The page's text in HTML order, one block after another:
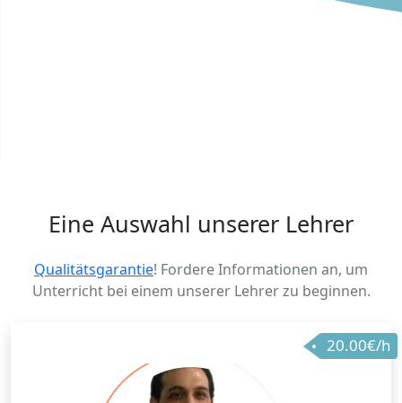
Eine Auswahl unserer Lehrer
Qualitätsgarantie! Fordere Informationen an, um
Unterricht bei einem unserer Lehrer zu beginnen.
20.00€/h